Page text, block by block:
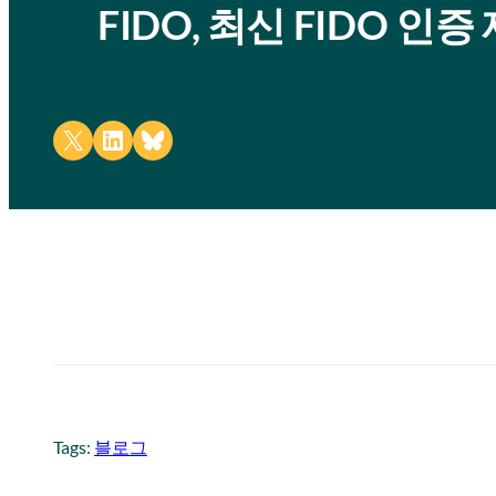
FIDO, 최신 FIDO 인증
Share on X Share on LinkedIn
Share on Bluesky
Tags: 블로그